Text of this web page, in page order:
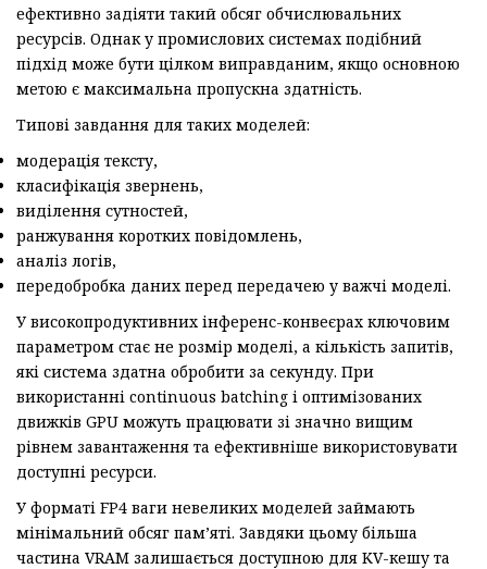
ефективно задіяти такий обсяг обчислювальних
ресурсів. Однак у промислових системах подібний
підхід може бути цілком виправданим, якщо основною
метою є максимальна пропускна здатність.
Типові завдання для таких моделей:
модерація тексту,
класифікація звернень,
виділення сутностей,
ранжування коротких повідомлень,
аналіз логів,
передобробка даних перед передачею у важчі моделі.
У високопродуктивних інференс-конвеєрах ключовим
параметром стає не розмір моделі, а кількість запитів,
які система здатна обробити за секунду. При
використанні continuous batching і оптимізованих
движків GPU можуть працювати зі значно вищим
рівнем завантаження та ефективніше використовувати
доступні ресурси.
У форматі FP4 ваги невеликих моделей займають
мінімальний обсяг пам’яті. Завдяки цьому більша
частина VRAM залишається доступною для KV-кешу та